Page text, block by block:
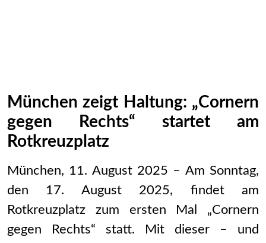
München zeigt Haltung: „Cornern
gegen Rechts“ startet am
Rotkreuzplatz
München, 11. August 2025 – Am Sonntag,
den 17. August 2025, findet am
Rotkreuzplatz zum ersten Mal „Cornern
gegen Rechts“ statt. Mit dieser – und